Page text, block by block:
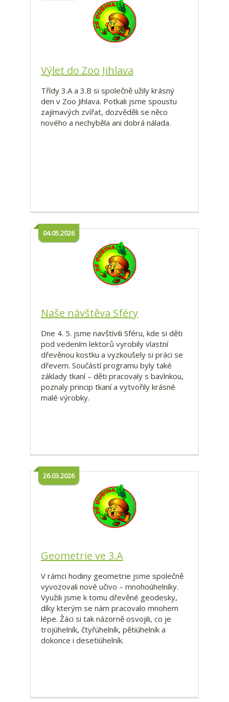
Výlet do Zoo Jihlava
Třídy 3.A a 3.B si společně užily krásný
den v Zoo Jihlava. Potkali jsme spoustu
zajímavých zvířat, dozvěděli se něco
nového a nechyběla ani dobrá nálada.
Naše návštěva Sféry
04.05.2026
Dne 4. 5. jsme navštívili Sféru, kde si děti
pod vedením lektorů vyrobily vlastní
dřevěnou kostku a vyzkoušely si práci se
dřevem. Součástí programu byly také
základy tkaní – děti pracovaly s bavlnkou,
poznaly princip tkaní a vytvořily krásné
malé výrobky.
Geometrie ve 3.A
26.03.2026
V rámci hodiny geometrie jsme společně
vyvozovali nové učivo – mnohoúhelníky.
Využili jsme k tomu dřevěné geodesky,
díky kterým se nám pracovalo mnohem
lépe. Žáci si tak názorně osvojili, co je
trojúhelník, čtyřúhelník, pětiúhelník a
dokonce i desetiúhelník.